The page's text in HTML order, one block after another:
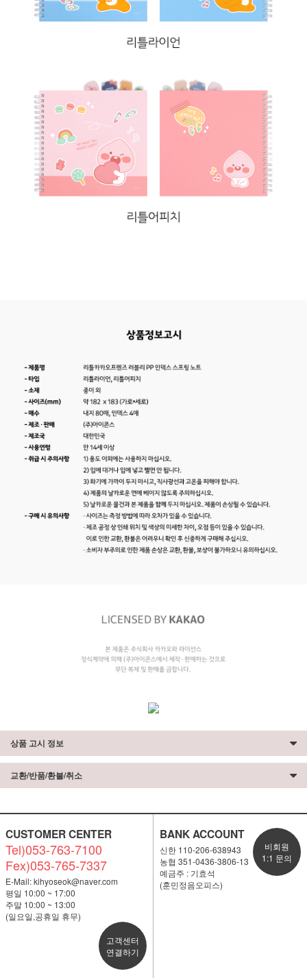
상품 고시 정보
교환/반품/환불/취소
CUSTOMER CENTER
Tel)053-763-7100
Fex)053-765-7337
E-Mail:kihyoseok@naver.com
평일 10:00 ~ 17:00
주말 10:00 ~ 13:00
(일요일,공휴일 휴무)
고객센터
연결하기
BANK ACCOUNT
신한 110-206-638943
농협 351-0436-3806-13
예금주 : 기효석
(훈민정음오피스)
비회원
1:1 문의